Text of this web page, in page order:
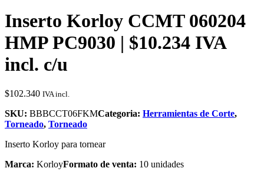
Inserto Korloy CCMT 060204
HMP PC9030 | $10.234 IVA
incl. c/u
$102.340 IVA incl.
SKU: BBBCCT06FKMCategoria: Herramientas de Corte,
Torneado, Torneado
Inserto Korloy para tornear
Marca: KorloyFormato de venta: 10 unidades